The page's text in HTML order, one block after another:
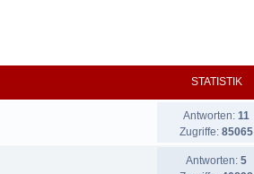
STATISTIK
Antworten: 11
Zugriffe: 85065
Antworten: 5